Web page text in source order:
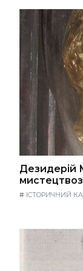
Дезидерій
# ІСТОРИЧНИЙ